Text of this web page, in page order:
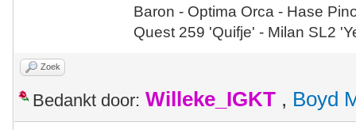
Baron - Optima Orca - Hase
Quest 259 'Quifje' - Milan SL2
Zoek
Bedankt door: Willeke_IGKT , Boyd